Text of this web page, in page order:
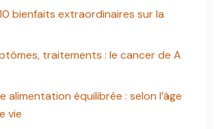
bienfaits extraordinaires sur la
traitements : le cancer de A
alimentation équilibrée : selon l’âge
vie